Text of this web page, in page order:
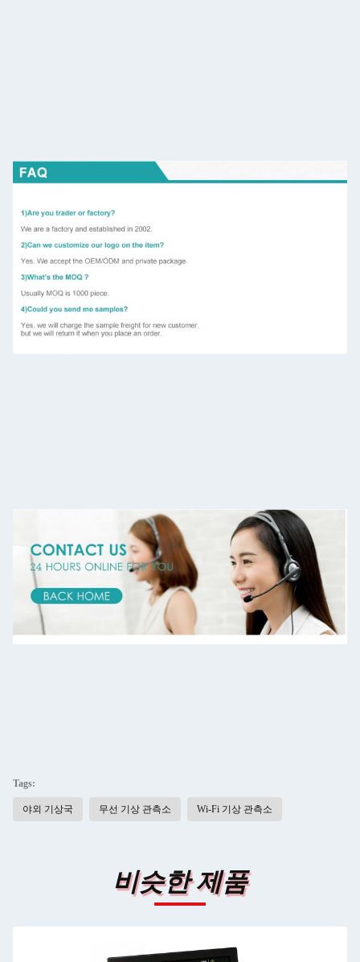
Tags:
야외 기상국 무선 기상 관측소 Wi-Fi 기상 관측소
비슷한 제품